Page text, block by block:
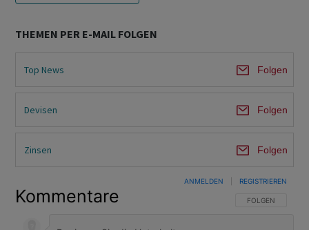
THEMEN PER E-MAIL FOLGEN
Top News Folgen
Devisen Folgen
Zinsen Folgen
Kommentare FOLGE DIESER
FOLGEN
ANMELDEN REGISTRIEREN